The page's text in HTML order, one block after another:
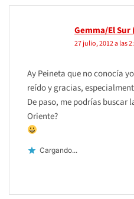
Gemma/El Sur
27 julio, 2012 a las
Ay Peineta que no conocía
reído y gracias,
De paso, me podrías buscar
Oriente?
Cargando...